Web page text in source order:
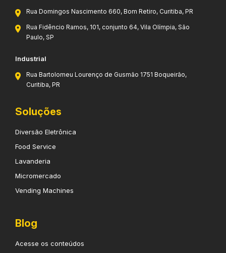
Rua Domingos Nascimento 660, Bom Retiro, Curitiba, PR
Rua Fidêncio Ramos, 101, conjunto 64, Vila Olímpia, São
Paulo, SP
Industrial
Rua Bartolomeu Lourenço de Gusmão 1751 Boqueirão,
Curitiba, PR
Soluções
Diversão Eletrônica
Food Service
Lavanderia
Micromercado
Vending Machines
Blog
Acesse os conteúdos